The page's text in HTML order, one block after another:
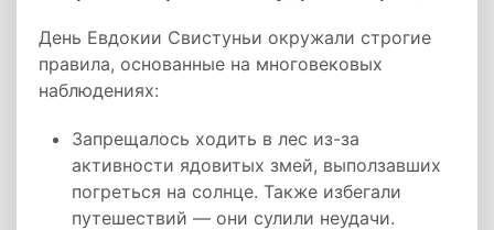
День Евдокии Свистуньи окружали строгие
правила, основанные на многовековых
наблюдениях:
Запрещалось ходить в лес из-за
активности ядовитых змей, выползавших
погреться на солнце. Также избегали
путешествий — они сулили неудачи.